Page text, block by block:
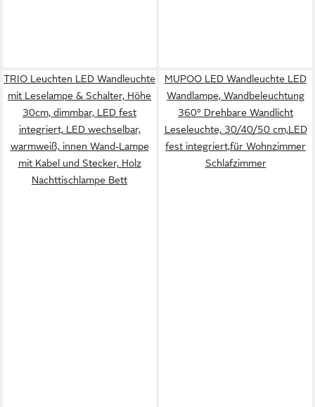
TRIO Leuchten LED Wandleuchte
mit Leselampe & Schalter, Höhe
30cm, dimmbar, LED fest
integriert, LED wechselbar,
warmweiß, innen Wand-Lampe
mit Kabel und Stecker, Holz
Nachttischlampe Bett
MUPOO LED Wandleuchte LED
Wandlampe, Wandbeleuchtung
360° Drehbare Wandlicht
Leseleuchte, 30/40/50 cm,LED
fest integriert,für Wohnzimmer
Schlafzimmer